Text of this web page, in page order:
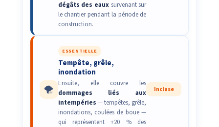
dégâts des eaux survenant sur
le chantier pendant la période de
construction.
🌪️
ESSENTIELLE
Tempête, grêle,
inondation
Ensuite, elle couvre les
dommages liés aux
intempéries — tempêtes, grêle,
inondations, coulées de boue —
qui représentent +20 % des
Incluse